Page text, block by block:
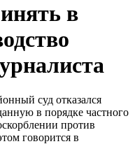
в
суд отказался
в порядке частного
против
говорится в